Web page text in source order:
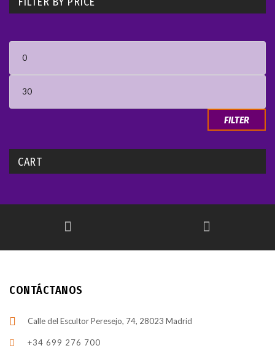
FILTER
CART
CONTÁCTANOS
Calle del Escultor Peresejo, 74, 28023 Madrid
+34 699 276 700